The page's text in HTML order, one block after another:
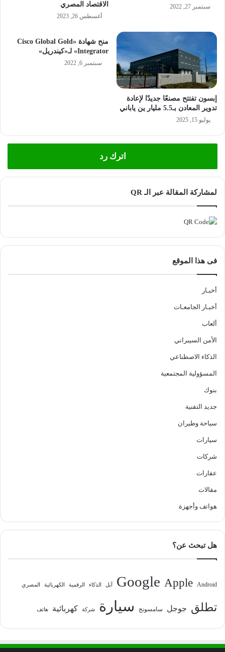
سبتمبر 27, 2022
الاقتصاد المصري
أغسطس 26, 2023
إبسون تفتتح مصنعًا جديدًا لإعادة
تدوير المعادن بـ5.5 مليار ين ياباني
يوليو 15, 2025
منح شهادة «Cisco Global Gold
Integrator» لـ«كيندريل»
سبتمبر 6, 2022
اترك رد
لمشاركة المقالة عبر الـ QR
فى هذا الموقع
أخبـار
أخبـار الجامعـات
ألعاب
الأمن السيبراني
الذكاء الاصطناعي
المسؤولية المجتمعية
بنوك
جديد التقنية
سياحة وطيران
سيارات
شركات
عقارات
مقالات
هواتف وأجهزة
هل تبحث عن؟
Android
Apple
Google آبل الذكاء الرقمية الكهربائية المصري
تطلق جوجل سامسونج سيارة شركة كهربائية هاتف